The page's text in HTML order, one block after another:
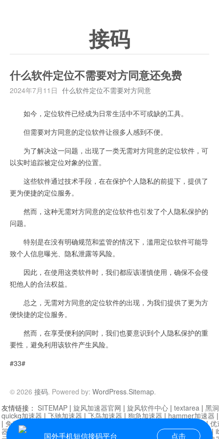
接码
什么软件定位不需要对方同意还免费
2024年7月11日 什么软件定位不需要对方同意
如今，定位软件已经成为日常生活中不可或缺的工具。
但需要对方同意的定位软件让很多人感到不便。
为了解决这一问题，出现了一类无需对方同意的定位软件，可
以实时追踪被定位对象的位置。
这些软件通过技术手段，在在保护个人隐私的前提下，提供了
更为便捷的定位服务。
然而，这种无需对方同意的定位软件也引发了个人隐私保护的
问题。
特别是在没有明确规范和监管的情况下，滥用定位软件可能导
致个人信息曝光、隐私泄露等风险。
因此，在使用这类软件时，我们都应该谨慎使用，确保不会侵
犯他人的合法权益。
总之，无需对方同意的定位软件的出现，为我们提供了更为方
便快捷的定位服务。
然而，在享受便利的同时，我们也要意识到个人隐私保护的重
要性，避免利用该软件产生风险。
#33#
© 2026 接码. Powered by: WordPress.Sitemap.
国外手机短信接码平台 点击
友情链接： SITEMAP | 旋风加速器官网 | 旋风软件中心 | textarea | 黑
quickq加速器 | 飞驰加速器 | 飞鸟加速器 | 狗急加速器 | hammer加速器
| 免费vqn加速外网 迷雾通|优
器| 快柠檬加速器 |黑洞加速 |falemon 快橙加速器|anycast加速器 |